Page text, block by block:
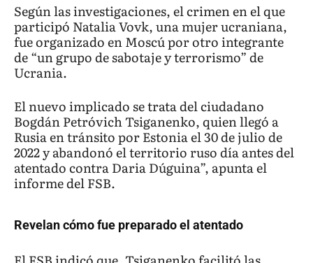
Según las investigaciones, el crimen en el que
participó Natalia Vovk, una mujer ucraniana,
fue organizado en Moscú por otro integrante
de “un grupo de sabotaje y terrorismo” de
Ucrania.
El nuevo implicado se trata del ciudadano
Bogdán Petróvich Tsiganenko, quien llegó a
Rusia en tránsito por Estonia el 30 de julio de
2022 y abandonó el territorio ruso día antes del
atentado contra Daria Dúguina”, apunta el
informe del FSB.
Revelan cómo fue preparado el atentado